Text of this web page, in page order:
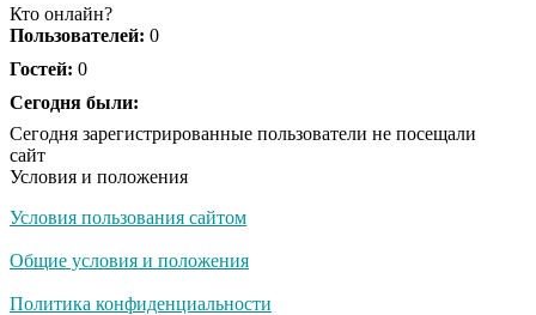
Ржу не переставая, это
не раз
Скрытая камера на
люди вытворяют, когда
Кто онлайн?
Пользователей: 0
Гостей: 0
Сегодня были:
Сегодня зарегистрированные пользователи не посещали
сайт
Условия и положения
Условия пользования сайтом
Общие условия и положения
Политика конфиденциальности